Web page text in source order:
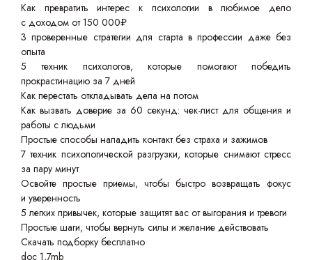
Как превратить интерес к психологии в любимое дело
с доходом от 150 000₽
3 проверенные стратегии для старта в профессии даже без
опыта
5 техник психологов, которые помогают победить
прокрастинацию за 7 дней
Как перестать откладывать дела на потом
Как вызвать доверие за 60 секунд: чек-лист для общения и
работы с людьми
Простые способы наладить контакт без страха и зажимов
7 техник психологической разгрузки, которые снимают стресс
за пару минут
Освойте простые приемы, чтобы быстро возвращать фокус
и уверенность
5 легких привычек, которые защитят вас от выгорания и тревоги
Простые шаги, чтобы вернуть силы и желание действовать
Скачать подборку бесплатно
doc 1,7mb